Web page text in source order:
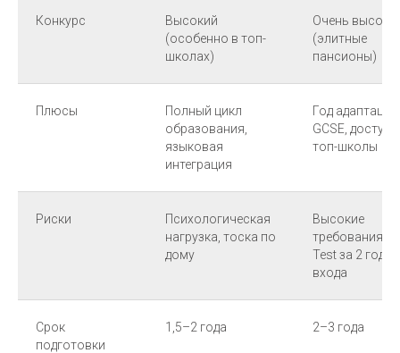
Конкурс
Высокий
(особенно в топ-
школах)
Очень
(элитные
пансионы)
Плюсы
Полный цикл
образования,
языковая
интеграция
Год
GCSE, доступ в
топ-школы
Риски
Психологическая
нагрузка, тоска по
дому
Высокие
требования
Test за 2 года
входа
Срок
подготовки
1,5–2 года 2–3 года